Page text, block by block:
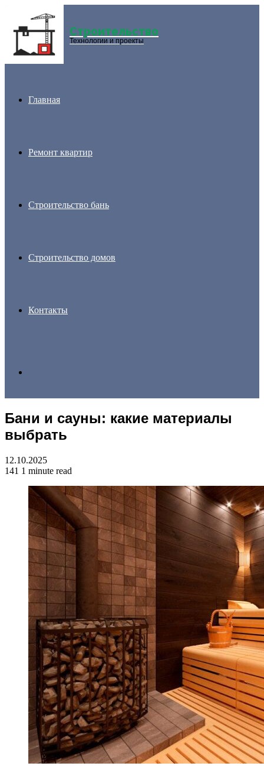
Menu Строительство
Технологии и проекты
Главная
Ремонт квартир
Строительство бань
Строительство домов
Контакты
for
Бани и сауны: какие материалы
выбрать
12.10.2025
141 1 minute read